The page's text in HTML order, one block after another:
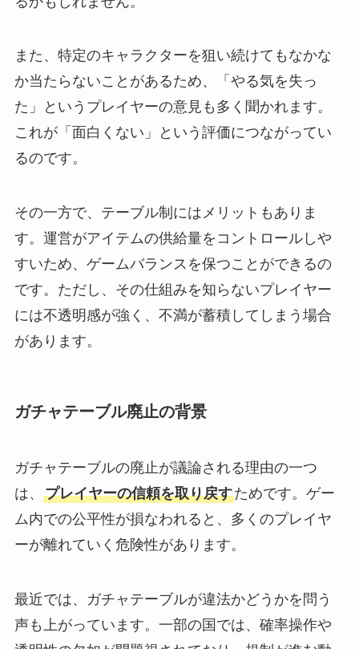
また、特定のキャラクターを狙い続けてもなかな
か当たらないことがあるため、「やる気を失っ
た」というプレイヤーの意見も多く聞かれます。
これが「面白くない」という評価につながってい
るのです。
その一方で、テーブル制にはメリットもありま
す。運営がアイテムの供給量をコントロールしや
すいため、ゲームバランスを保つことができるの
です。ただし、その仕組みを知らないプレイヤー
には不透明感が強く、不満が蓄積してしまう場合
があります。
ガチャテーブル廃止の背景
ガチャテーブルの廃止が議論される理由の一つ
は、 プレイヤーの信頼を取り戻すためです。ゲー
ム内での公平性が損なわれると、多くのプレイヤ
ーが離れていく危険性があります。
最近では、ガチャテーブルが違法かどうかを問う
声も上がっています。一部の国では、確率操作や